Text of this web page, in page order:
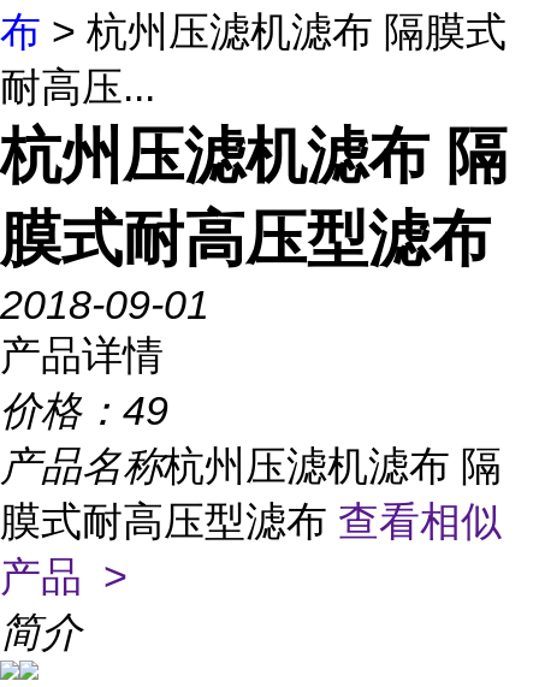
布 > 杭州压滤机滤布 隔膜式
耐高压...
杭州压滤机滤布 隔
膜式耐高压型滤布
2018-09-01
产品详情
价格： 49
产品名称杭州压滤机滤布 隔
膜式耐高压型滤布 查看相似
产品 >
简介